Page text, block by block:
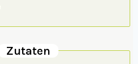
Zutaten